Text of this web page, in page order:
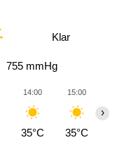
Klar
755 mmHg
14:00
35°C
15:00
35°C
›